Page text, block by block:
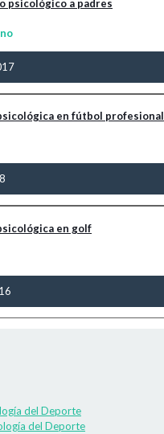
psicológico a padres
en fútbol profesional
en golf
del Deporte
del Deporte